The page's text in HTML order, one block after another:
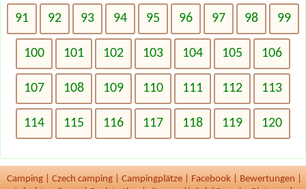
91 92 93 94 95 96 97 98 99
100 101 102 103 104 105 106
107 108 109 110 111 112 113
114 115 116 117 118 119 120
Camping Czech camping Campingplätze Facebook Bewertungen